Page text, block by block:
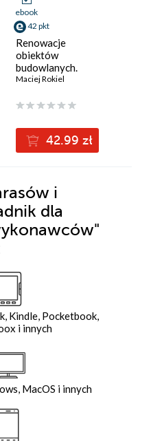
ebook
42 pkt
Renowacje
obiektów
budowlanych.
Projektowanie i
wykonania i
Maciej Rokiel
42.99 zł
i
dla
Kindle, Pocketbook,
i innych
MacOS i innych